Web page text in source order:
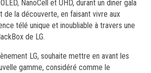
NanoCell et UHD, durant un diner gala
de la découverte, en faisant vivre aux
télé unique et inoubliable à travers une
de LG.
LG, souhaite mettre en avant les
gamme, considéré comme le